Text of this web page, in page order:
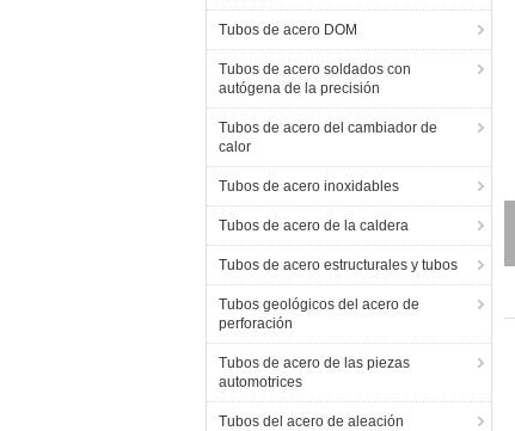
Tubos de acero DOM
Tubos de acero soldados con
autógena de la precisión
Tubos de acero del cambiador de
calor
Tubos de acero inoxidables
Tubos de acero de la caldera
Tubos de acero estructurales y tubos
Tubos geológicos del acero de
perforación
Tubos de acero de las piezas
automotrices
Tubos del acero de aleación